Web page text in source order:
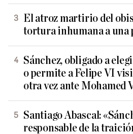
El atroz martirio del
tortura inhumana a una
Sánchez, obligado a
o permite a Felipe VI
otra vez ante Mohamed
Santiago Abascal:
responsable de la